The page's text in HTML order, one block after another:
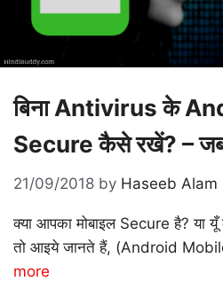
बिना Antivirus के
Secure कैसे रखें? –
21/09/2018 by Haseeb Alam
क्या आपका मोबाइल Secure है? या यूँ
तो आइये जानते हैं, (Android
more